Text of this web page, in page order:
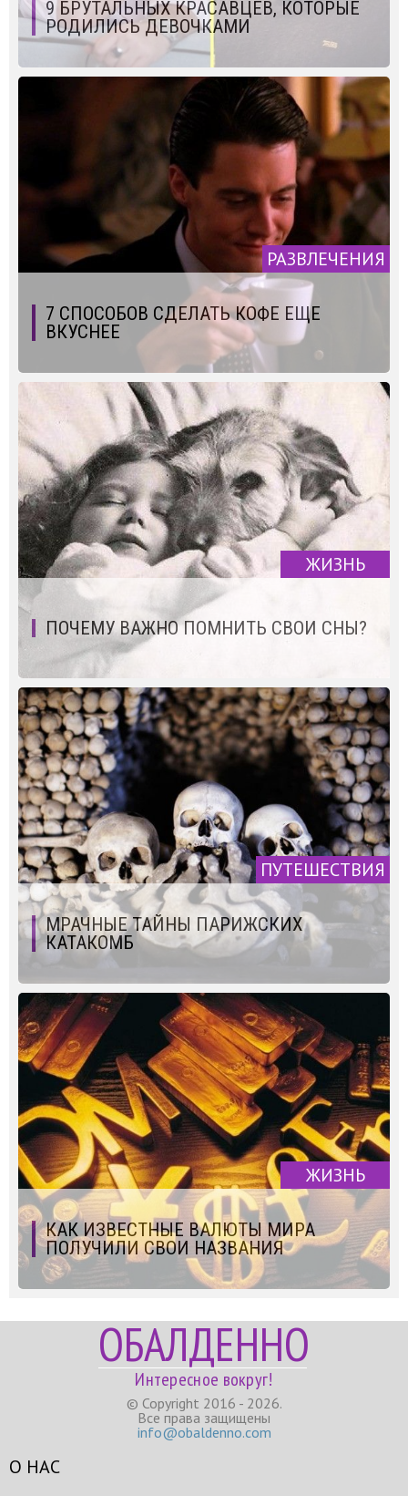
9 БРУТАЛЬНЫХ КРАСАВЦЕВ, КОТОРЫЕ
РОДИЛИСЬ ДЕВОЧКАМИ
РАЗВЛЕЧЕНИЯ
7 СПОСОБОВ СДЕЛАТЬ КОФЕ ЕЩЕ
ВКУСНЕЕ
ЖИЗНЬ
ПОЧЕМУ ВАЖНО ПОМНИТЬ СВОИ СНЫ?
ПУТЕШЕСТВИЯ
МРАЧНЫЕ ТАЙНЫ ПАРИЖСКИХ
КАТАКОМБ
ЖИЗНЬ
КАК ИЗВЕСТНЫЕ ВАЛЮТЫ МИРА
ПОЛУЧИЛИ СВОИ НАЗВАНИЯ
ОБАЛДЕННО
Интересное вокруг!
© Copyright 2016 - 2026.
Все права защищены
info@obaldenno.com
О НАС